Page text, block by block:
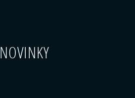
NOVINKY